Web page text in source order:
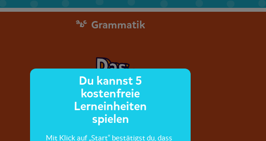
Grammatik
Du kannst 5
kostenfreie
Lerneinheiten
spielen
Mit Klick auf „Start“ bestätigst du, dass